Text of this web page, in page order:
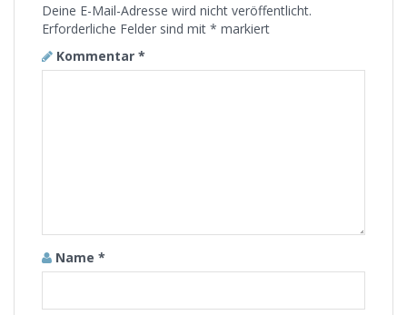
Deine E-Mail-Adresse wird nicht veröffentlicht.
Erforderliche Felder sind mit * markiert
Kommentar *
Name *